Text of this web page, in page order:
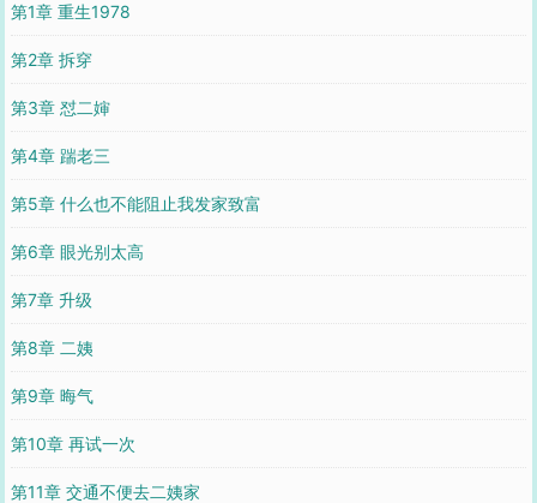
第1章 重生1978
第2章 拆穿
第3章 怼二婶
第4章 踹老三
第5章 什么也不能阻止我发家致富
第6章 眼光别太高
第7章 升级
第8章 二姨
第9章 晦气
第10章 再试一次
第11章 交通不便去二姨家